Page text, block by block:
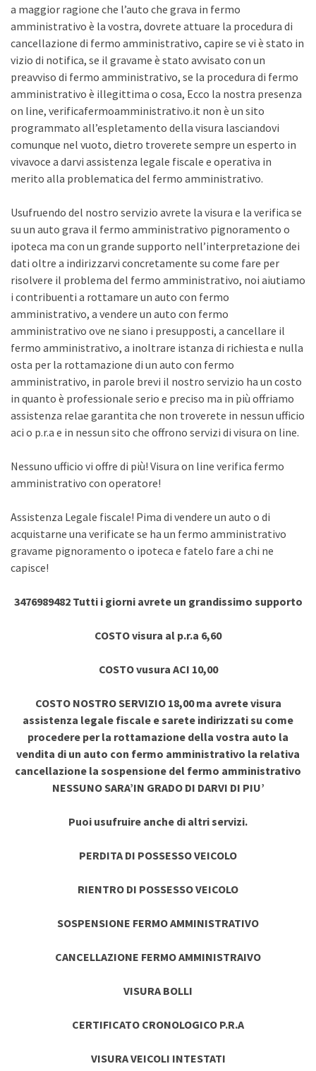
a maggior ragione che l’auto che grava in fermo
amministrativo è la vostra, dovrete attuare la procedura di
cancellazione di fermo amministrativo, capire se vi è stato in
vizio di notifica, se il gravame è stato avvisato con un
preavviso di fermo amministrativo, se la procedura di fermo
amministrativo è illegittima o cosa, Ecco la nostra presenza
on line, verificafermoamministrativo.it non è un sito
programmato all’espletamento della visura lasciandovi
comunque nel vuoto, dietro troverete sempre un esperto in
vivavoce a darvi assistenza legale fiscale e operativa in
merito alla problematica del fermo amministrativo.
Usufruendo del nostro servizio avrete la visura e la verifica se
su un auto grava il fermo amministrativo pignoramento o
ipoteca ma con un grande supporto nell’interpretazione dei
dati oltre a indirizzarvi concretamente su come fare per
risolvere il problema del fermo amministrativo, noi aiutiamo
i contribuenti a rottamare un auto con fermo
amministrativo, a vendere un auto con fermo
amministrativo ove ne siano i presupposti, a cancellare il
fermo amministrativo, a inoltrare istanza di richiesta e nulla
osta per la rottamazione di un auto con fermo
amministrativo, in parole brevi il nostro servizio ha un costo
in quanto è professionale serio e preciso ma in più offriamo
assistenza relae garantita che non troverete in nessun ufficio
aci o p.r.a e in nessun sito che offrono servizi di visura on line.
Nessuno ufficio vi offre di più! Visura on line verifica fermo
amministrativo con operatore!
Assistenza Legale fiscale! Pima di vendere un auto o di
acquistarne una verificate se ha un fermo amministrativo
gravame pignoramento o ipoteca e fatelo fare a chi ne
capisce!
3476989482 Tutti i giorni avrete un grandissimo supporto
COSTO visura al p.r.a 6,60
COSTO vusura ACI 10,00
COSTO NOSTRO SERVIZIO 18,00 ma avrete visura
assistenza legale fiscale e sarete indirizzati su come
procedere per la rottamazione della vostra auto la
vendita di un auto con fermo amministrativo la relativa
cancellazione la sospensione del fermo amministrativo
NESSUNO SARA’IN GRADO DI DARVI DI PIU’
Puoi usufruire anche di altri servizi.
PERDITA DI POSSESSO VEICOLO
RIENTRO DI POSSESSO VEICOLO
SOSPENSIONE FERMO AMMINISTRATIVO
CANCELLAZIONE FERMO AMMINISTRAIVO
VISURA BOLLI
CERTIFICATO CRONOLOGICO P.R.A
VISURA VEICOLI INTESTATI